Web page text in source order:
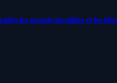
grands invalides et les